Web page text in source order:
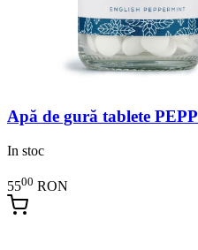
Apă de gură tablete
In stoc
5500 RON